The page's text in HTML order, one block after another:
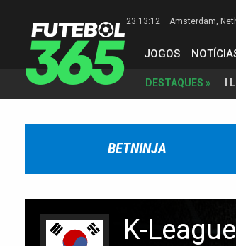
23:13:12 Amsterdam,
JOGOS
DESTAQUES » I
BETNINJA
K-